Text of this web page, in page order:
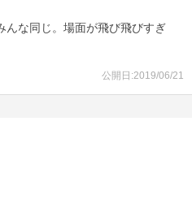
んな同じ。場面が飛び飛びすぎ
公開日:2019/06/21